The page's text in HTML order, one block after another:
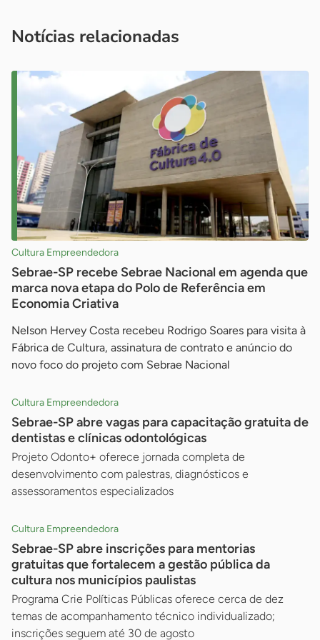
Notícias relacionadas
Cultura Empreendedora
Sebrae-SP recebe Sebrae Nacional em agenda que
marca nova etapa do Polo de Referência em
Economia Criativa
Nelson Hervey Costa recebeu Rodrigo Soares para visita à
Fábrica de Cultura, assinatura de contrato e anúncio do
novo foco do projeto com Sebrae Nacional
Cultura Empreendedora
Sebrae-SP abre vagas para capacitação gratuita de
dentistas e clínicas odontológicas
Projeto Odonto+ oferece jornada completa de
desenvolvimento com palestras, diagnósticos e
assessoramentos especializados
Cultura Empreendedora
Sebrae-SP abre inscrições para mentorias
gratuitas que fortalecem a gestão pública da
cultura nos municípios paulistas
Programa Crie Políticas Públicas oferece cerca de dez
temas de acompanhamento técnico individualizado;
inscrições seguem até 30 de agosto